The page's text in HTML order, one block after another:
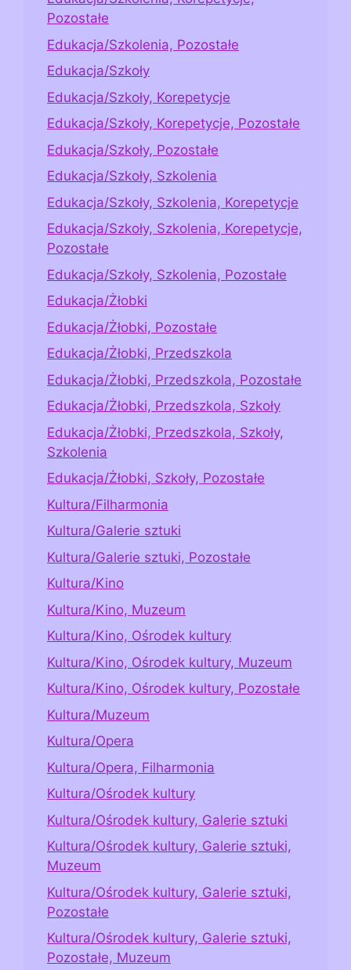
Pozostałe
Edukacja/Szkolenia, Pozostałe
Edukacja/Szkoły
Edukacja/Szkoły, Korepetycje
Edukacja/Szkoły, Korepetycje, Pozostałe
Edukacja/Szkoły, Pozostałe
Edukacja/Szkoły, Szkolenia
Edukacja/Szkoły, Szkolenia, Korepetycje
Edukacja/Szkoły, Szkolenia, Korepetycje,
Pozostałe
Edukacja/Szkoły, Szkolenia, Pozostałe
Edukacja/Żłobki
Edukacja/Żłobki, Pozostałe
Edukacja/Żłobki, Przedszkola
Edukacja/Żłobki, Przedszkola, Pozostałe
Edukacja/Żłobki, Przedszkola, Szkoły
Edukacja/Żłobki, Przedszkola, Szkoły,
Szkolenia
Edukacja/Żłobki, Szkoły, Pozostałe
Kultura/Filharmonia
Kultura/Galerie sztuki
Kultura/Galerie sztuki, Pozostałe
Kultura/Kino
Kultura/Kino, Muzeum
Kultura/Kino, Ośrodek kultury
Kultura/Kino, Ośrodek kultury, Muzeum
Kultura/Kino, Ośrodek kultury, Pozostałe
Kultura/Muzeum
Kultura/Opera
Kultura/Opera, Filharmonia
Kultura/Ośrodek kultury
Kultura/Ośrodek kultury, Galerie sztuki
Kultura/Ośrodek kultury, Galerie sztuki,
Muzeum
Kultura/Ośrodek kultury, Galerie sztuki,
Pozostałe
Kultura/Ośrodek kultury, Galerie sztuki,
Pozostałe, Muzeum